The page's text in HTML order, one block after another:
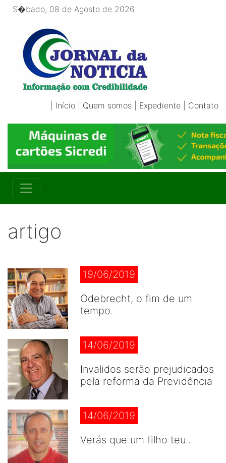
S�bado, 08 de Agosto de 2026
Início Quem somos Expediente Contato
artigo
19/06/2019
Odebrecht, o fim de um
tempo.
14/06/2019
Invalidos serão prejudicados
pela reforma da Previdência
14/06/2019
Verás que um filho teu...